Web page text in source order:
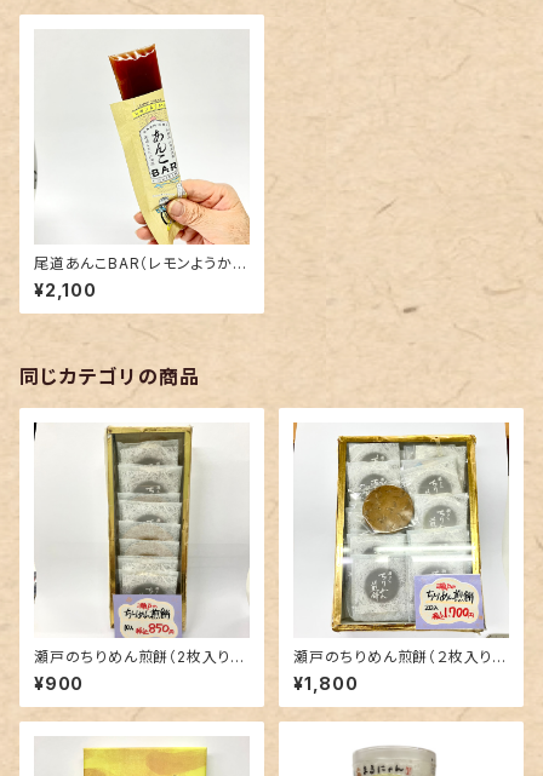
尾道あんこBAR（レモンようか
ん）１０袋入
¥2,100
同じカテゴリの商品
瀬戸のちりめん煎餅（2枚入り×
5袋入）
¥900
瀬戸のちりめん煎餅（２枚入り×
10袋入）
¥1,800